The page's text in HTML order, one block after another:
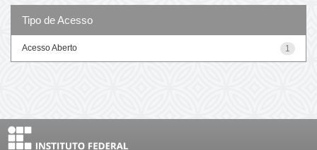
Tipo de Acesso
1
Acesso Aberto